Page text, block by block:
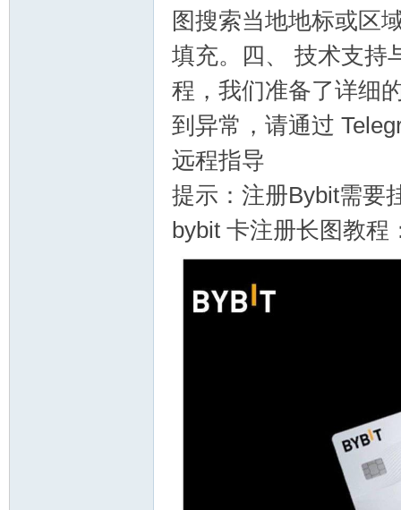
图搜索当地地标或区
填充。四、 技术支持
程，我们准备了详细
到异常，请通过
远程指导
提示：注册Bybit需要
bybit 卡注册长图教程